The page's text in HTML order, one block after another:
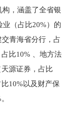
，涵盖了全省银
业（占比20%）的
青海省分行，占
比10% 、地方法
源证券，占比
10%以及财产保